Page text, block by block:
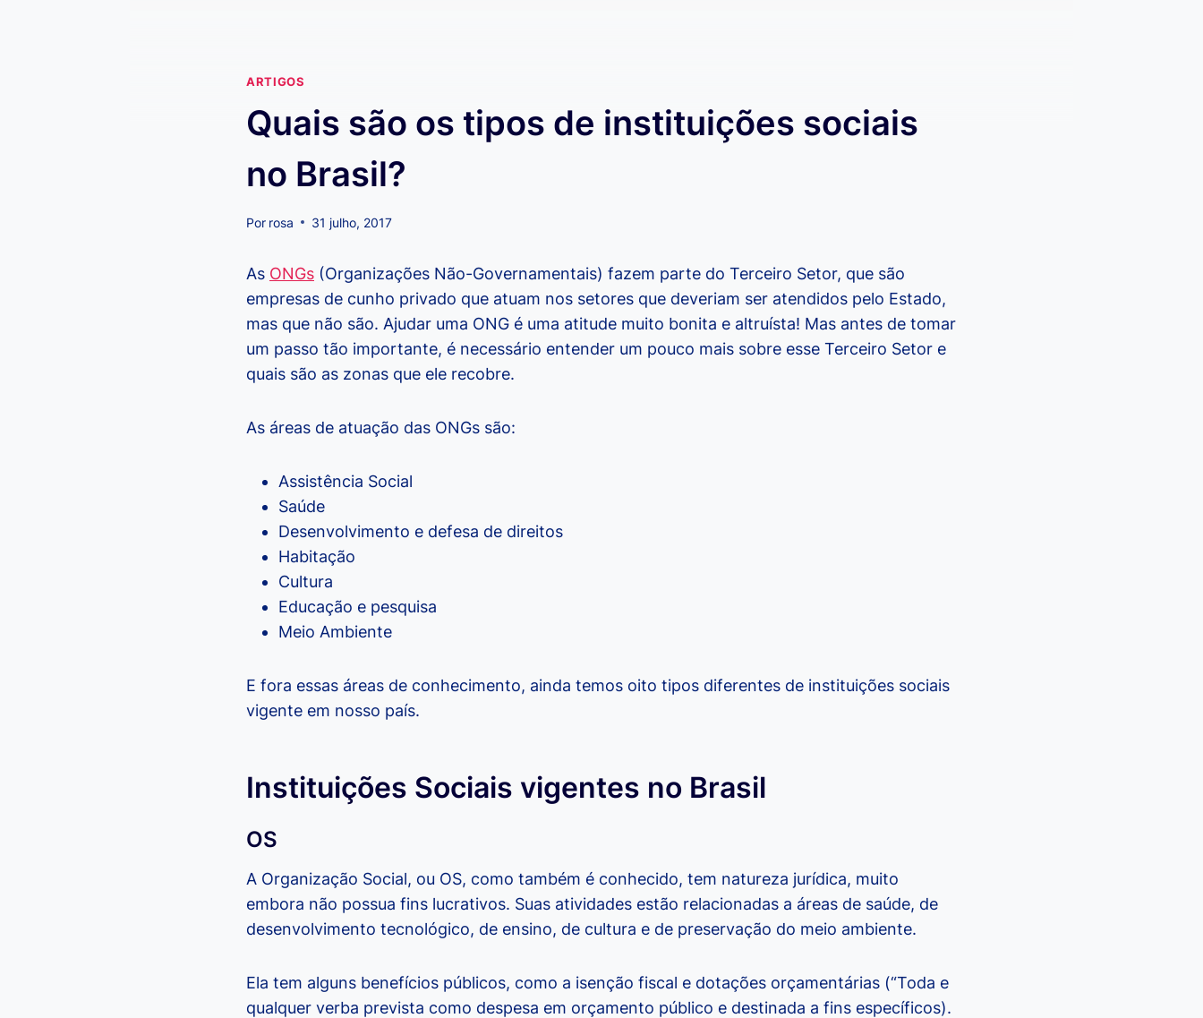
ARTIGOS
Quais são os tipos de instituições sociais
no Brasil?
Por rosa 31 julho, 2017
As ONGs (Organizações Não-Governamentais) fazem parte do Terceiro Setor, que são
empresas de cunho privado que atuam nos setores que deveriam ser atendidos pelo Estado,
mas que não são. Ajudar uma ONG é uma atitude muito bonita e altruísta! Mas antes de tomar
um passo tão importante, é necessário entender um pouco mais sobre esse Terceiro Setor e
quais são as zonas que ele recobre.
As áreas de atuação das ONGs são:
Assistência Social
Saúde
Desenvolvimento e defesa de direitos
Habitação
Cultura
Educação e pesquisa
Meio Ambiente
E fora essas áreas de conhecimento, ainda temos oito tipos diferentes de instituições sociais
vigente em nosso país.
Instituições Sociais vigentes no Brasil
OS
A Organização Social, ou OS, como também é conhecido, tem natureza jurídica, muito
embora não possua fins lucrativos. Suas atividades estão relacionadas a áreas de saúde, de
desenvolvimento tecnológico, de ensino, de cultura e de preservação do meio ambiente.
Ela tem alguns benefícios públicos, como a isenção fiscal e dotações orçamentárias (“Toda e
qualquer verba prevista como despesa em orçamento público e destinada a fins específicos).